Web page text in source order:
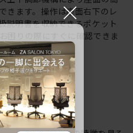
きます。操作は座面右下のレ
説明書を収納できるポケット
困りの際にすぐに確認できま
×